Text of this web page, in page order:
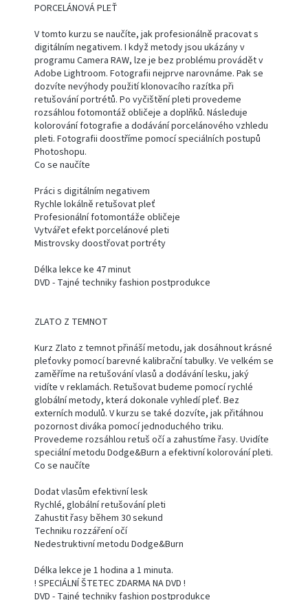
PORCELÁNOVÁ PLEŤ
V tomto kurzu se naučíte, jak profesionálně pracovat s
digitálním negativem. I když metody jsou ukázány v
programu Camera RAW, lze je bez problému provádět v
Adobe Lightroom. Fotografii nejprve narovnáme. Pak se
dozvíte nevýhody použití klonovacího razítka při
retušování portrétů. Po vyčištění pleti provedeme
rozsáhlou fotomontáž obličeje a doplňků. Následuje
kolorování fotografie a dodávání porcelánového vzhledu
pleti. Fotografii doostříme pomocí speciálních postupů
Photoshopu.
Co se naučíte
Práci s digitálním negativem
Rychle lokálně retušovat pleť
Profesionální fotomontáže obličeje
Vytvářet efekt porcelánové pleti
Mistrovsky doostřovat portréty
Délka lekce ke 47 minut
DVD - Tajné techniky fashion postprodukce
ZLATO Z TEMNOT
Kurz Zlato z temnot přináší metodu, jak dosáhnout krásné
pleťovky pomocí barevné kalibrační tabulky. Ve velkém se
zaměříme na retušování vlasů a dodávání lesku, jaký
vidíte v reklamách. Retušovat budeme pomocí rychlé
globální metody, která dokonale vyhledí pleť. Bez
externích modulů. V kurzu se také dozvíte, jak přitáhnou
pozornost diváka pomocí jednoduchého triku.
Provedeme rozsáhlou retuš očí a zahustíme řasy. Uvidíte
speciální metodu Dodge&Burn a efektivní kolorování pleti.
Co se naučíte
Dodat vlasům efektivní lesk
Rychlé, globální retušování pleti
Zahustit řasy během 30 sekund
Techniku rozzáření očí
Nedestruktivní metodu Dodge&Burn
Délka lekce je 1 hodina a 1 minuta.
! SPECIÁLNÍ ŠTETEC ZDARMA NA DVD !
DVD - Tajné techniky fashion postprodukce